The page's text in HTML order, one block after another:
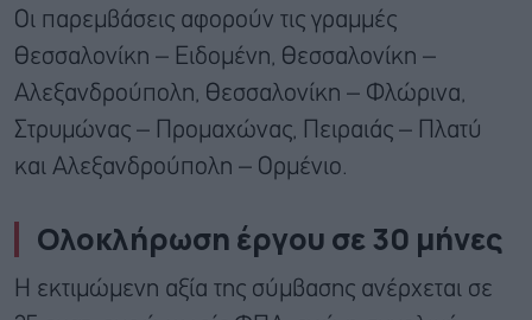
Οι παρεμβάσεις αφορούν τις γραμμές
Θεσσαλονίκη – Ειδομένη, Θεσσαλονίκη –
Αλεξανδρούπολη, Θεσσαλονίκη – Φλώρινα,
Στρυμώνας – Προμαχώνας, Πειραιάς – Πλατύ
και Αλεξανδρούπολη – Ορμένιο.
Oλοκλήρωση έργου σε 30 μήνες
Η εκτιμώμενη αξία της σύμβασης ανέρχεται σε